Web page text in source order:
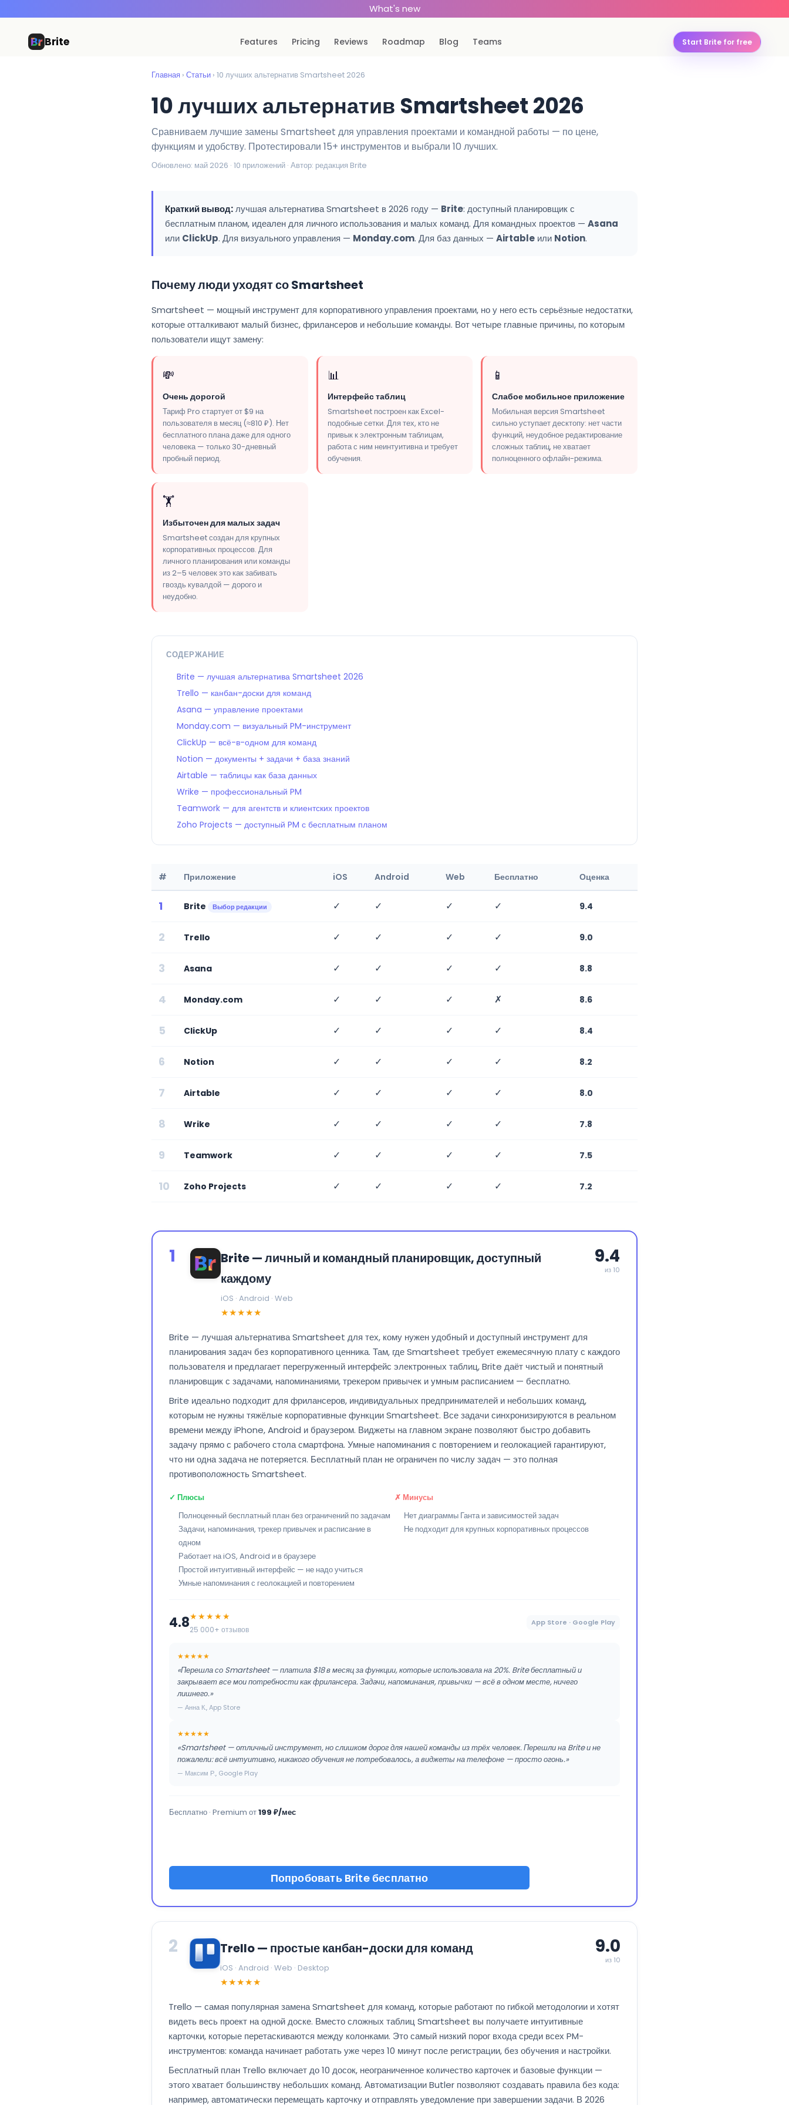
What's new
Brite Features Pricing Reviews Roadmap Blog Teams Start Brite for free
Главная › Статьи › 10 лучших альтернатив Smartsheet 2026
10 лучших альтернатив Smartsheet 2026
Сравниваем лучшие замены Smartsheet для управления проектами и командной работы — по цене,
функциям и удобству. Протестировали 15+ инструментов и выбрали 10 лучших.
Обновлено: май 2026 · 10 приложений · Автор: редакция Brite
Краткий вывод:лучшая альтернатива Smartsheet в 2026 году — Brite: доступный планировщик с
бесплатным планом, идеален для личного использования и малых команд. Для командных проектов — Asana
или ClickUp. Для визуального управления — Monday.com. Для баз данных — Airtable или Notion.
Почему люди уходят со Smartsheet
Smartsheet — мощный инструмент для корпоративного управления проектами, но у него есть серьёзные недостатки,
которые отталкивают малый бизнес, фрилансеров и небольшие команды. Вот четыре главные причины, по которым
пользователи ищут замену:
💸
Очень дорогой
Тариф Pro стартует от $9 на
пользователя в месяц (≈810 ₽). Нет
бесплатного плана даже для одного
человека — только 30-дневный
пробный период.
📊
Интерфейс таблиц
Smartsheet построен как Excel-
подобные сетки. Для тех, кто не
привык к электронным таблицам,
работа с ним неинтуитивна и требует
обучения.
📱
Слабое мобильное приложение
Мобильная версия Smartsheet
сильно уступает десктопу: нет части
функций, неудобное редактирование
сложных таблиц, не хватает
полноценного офлайн-режима.
🏋️
Избыточен для малых задач
Smartsheet создан для крупных
корпоративных процессов. Для
личного планирования или команды
из 2–5 человек это как забивать
гвоздь кувалдой — дорого и
неудобно.
СОДЕРЖАНИЕ
Brite — лучшая альтернатива Smartsheet 2026
Trello — канбан-доски для команд
Asana — управление проектами
Monday.com — визуальный PM-инструмент
ClickUp — всё-в-одном для команд
Notion — документы + задачи + база знаний
Airtable — таблицы как база данных
Wrike — профессиональный PM
Teamwork — для агентств и клиентских проектов
Zoho Projects — доступный PM с бесплатным планом
# Приложение iOS Android Web Бесплатно Оценка
1 Brite Выбор редакции ✓ ✓ ✓ ✓ 9.4
2 Trello ✓ ✓ ✓ ✓ 9.0
3 Asana ✓ ✓ ✓ ✓ 8.8
4 Monday.com ✓ ✓ ✓ ✗ 8.6
5 ClickUp ✓ ✓ ✓ ✓ 8.4
6 Notion ✓ ✓ ✓ ✓ 8.2
7 Airtable ✓ ✓ ✓ ✓ 8.0
8 Wrike ✓ ✓ ✓ ✓ 7.8
9 Teamwork ✓ ✓ ✓ ✓ 7.5
10 Zoho Projects ✓ ✓ ✓ ✓ 7.2
1
Brite — личный и командный планировщик, доступный
каждому
iOS · Android · Web
★★★★★
9.4
из 10
Brite — лучшая альтернатива Smartsheet для тех, кому нужен удобный и доступный инструмент для
планирования задач без корпоративного ценника. Там, где Smartsheet требует ежемесячную плату с каждого
пользователя и предлагает перегруженный интерфейс электронных таблиц, Brite даёт чистый и понятный
планировщик с задачами, напоминаниями, трекером привычек и умным расписанием — бесплатно.
Brite идеально подходит для фрилансеров, индивидуальных предпринимателей и небольших команд,
которым не нужны тяжёлые корпоративные функции Smartsheet. Все задачи синхронизируются в реальном
времени между iPhone, Android и браузером. Виджеты на главном экране позволяют быстро добавить
задачу прямо с рабочего стола смартфона. Умные напоминания с повторением и геолокацией гарантируют,
что ни одна задача не потеряется. Бесплатный план не ограничен по числу задач — это полная
противоположность Smartsheet.
✓ Плюсы
Полноценный бесплатный план без ограничений по задачам
Задачи, напоминания, трекер привычек и расписание в
одном
Работает на iOS, Android и в браузере
Простой интуитивный интерфейс — не надо учиться
Умные напоминания с геолокацией и повторением
✗ Минусы
Нет диаграммы Ганта и зависимостей задач
Не подходит для крупных корпоративных процессов
4.8★★★★★
25 000+ отзывов
App Store · Google Play
★★★★★
«Перешла со Smartsheet — платила $18 в месяц за функции, которые использовала на 20%. Brite бесплатный и
закрывает все мои потребности как фрилансера. Задачи, напоминания, привычки — всё в одном месте, ничего
лишнего.»
— Анна К., App Store
★★★★★
«Smartsheet — отличный инструмент, но слишком дорог для нашей команды из трёх человек. Перешли на Brite и не
пожалели: всё интуитивно, никакого обучения не потребовалось, а виджеты на телефоне — просто огонь.»
— Максим Р., Google Play
Бесплатно · Premium от199 ₽/мес
Попробовать Brite бесплатно
2 Trello — простые канбан-доски для команд
iOS · Android · Web · Desktop
★★★★★
9.0
из 10
Trello — самая популярная замена Smartsheet для команд, которые работают по гибкой методологии и хотят
видеть весь проект на одной доске. Вместо сложных таблиц Smartsheet вы получаете интуитивные
карточки, которые перетаскиваются между колонками. Это самый низкий порог входа среди всех PM-
инструментов: команда начинает работать уже через 10 минут после регистрации, без обучения и настройки.
Бесплатный план Trello включает до 10 досок, неограниченное количество карточек и базовые функции —
этого хватает большинству небольших команд. Автоматизации Butler позволяют создавать правила без кода:
например, автоматически перемещать карточку и отправлять уведомление при завершении задачи. В 2026